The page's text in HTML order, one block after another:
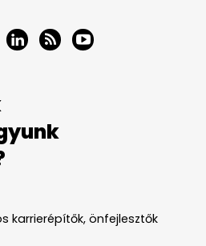
karrierépítők, önfejlesztők